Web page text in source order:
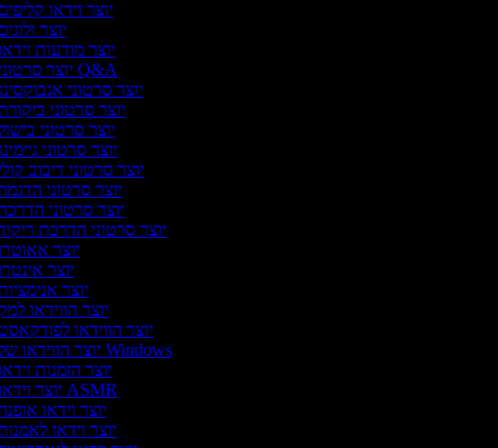
יוצר וידאו
יוצר
יוצר מודעות
יוצר סרטוני Q&A
יוצר סרטוני
יוצר סרטוני
יוצר סרטוני
יוצר סרטוני
יוצר סרטוני דיבוב
יוצר סרטוני
יוצר סרטוני
יוצר סרטוני הדרכת
יוצר
יוצר
יוצר
יוצר הווידאו
יוצר הווידאו
יוצר הווידאו של Windows
יוצר הזמנות
יוצר וידאו ASMR
יוצר וידאו
יוצר וידאו